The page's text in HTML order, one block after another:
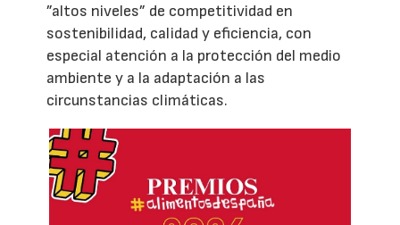
”altos niveles” de competitividad en
sostenibilidad, calidad y eficiencia, con
especial atención a la protección del medio
ambiente y a la adaptación a las
circunstancias climáticas.